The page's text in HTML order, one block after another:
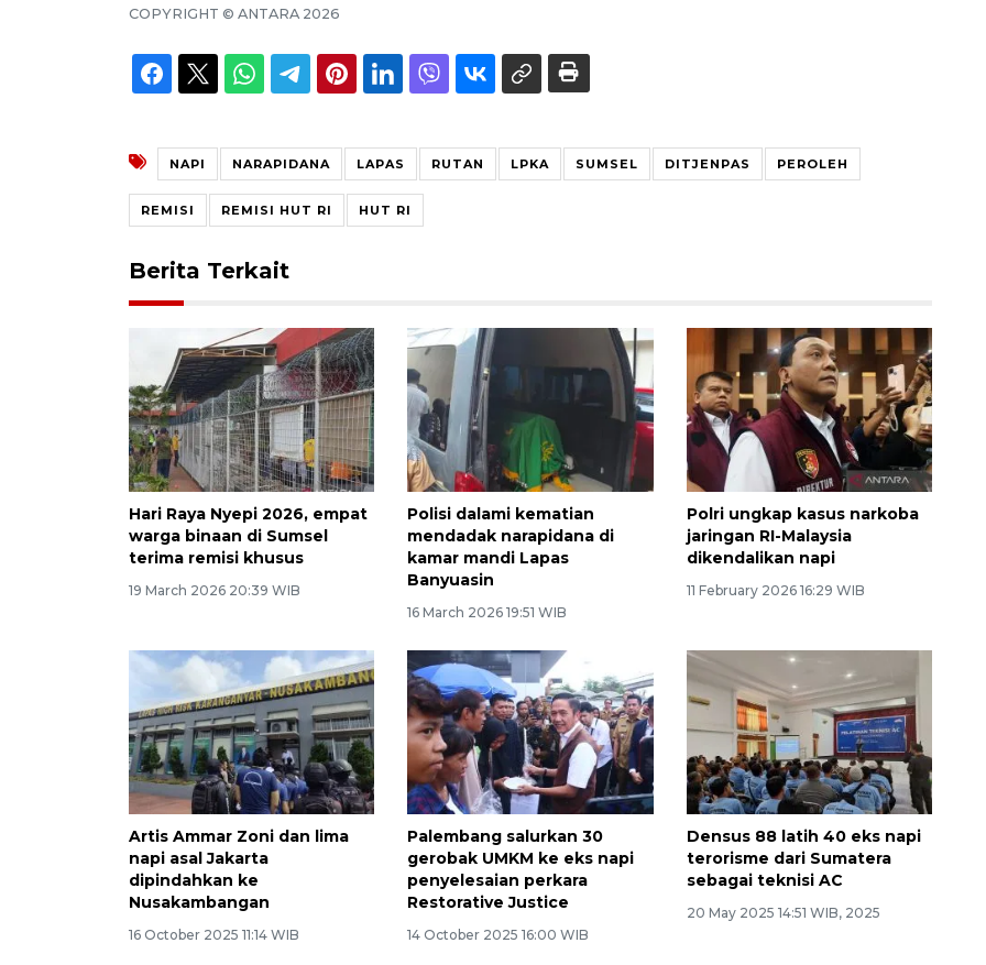
COPYRIGHT © ANTARA 2026
NAPI NARAPIDANA LAPAS RUTAN LPKA SUMSEL DITJENPAS PEROLEH
REMISI REMISI HUT RI HUT RI
Berita Terkait
Hari Raya Nyepi 2026, empat
warga binaan di Sumsel
terima remisi khusus
19 March 2026 20:39 WIB
Polisi dalami kematian
mendadak narapidana di
kamar mandi Lapas
Banyuasin
16 March 2026 19:51 WIB
Polri ungkap kasus narkoba
jaringan RI-Malaysia
dikendalikan napi
11 February 2026 16:29 WIB
Artis Ammar Zoni dan lima
napi asal Jakarta
dipindahkan ke
Nusakambangan
16 October 2025 11:14 WIB
Palembang salurkan 30
gerobak UMKM ke eks napi
penyelesaian perkara
Restorative Justice
14 October 2025 16:00 WIB
Densus 88 latih 40 eks napi
terorisme dari Sumatera
sebagai teknisi AC
20 May 2025 14:51 WIB, 2025